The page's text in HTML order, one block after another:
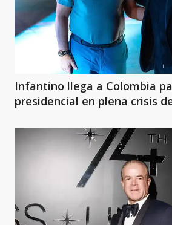
Infantino llega a Colombia
presidencial en plena crisis